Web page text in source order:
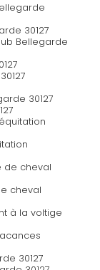
30127
Bellegarde
30127
de cheval
cheval
à la voltige
30127